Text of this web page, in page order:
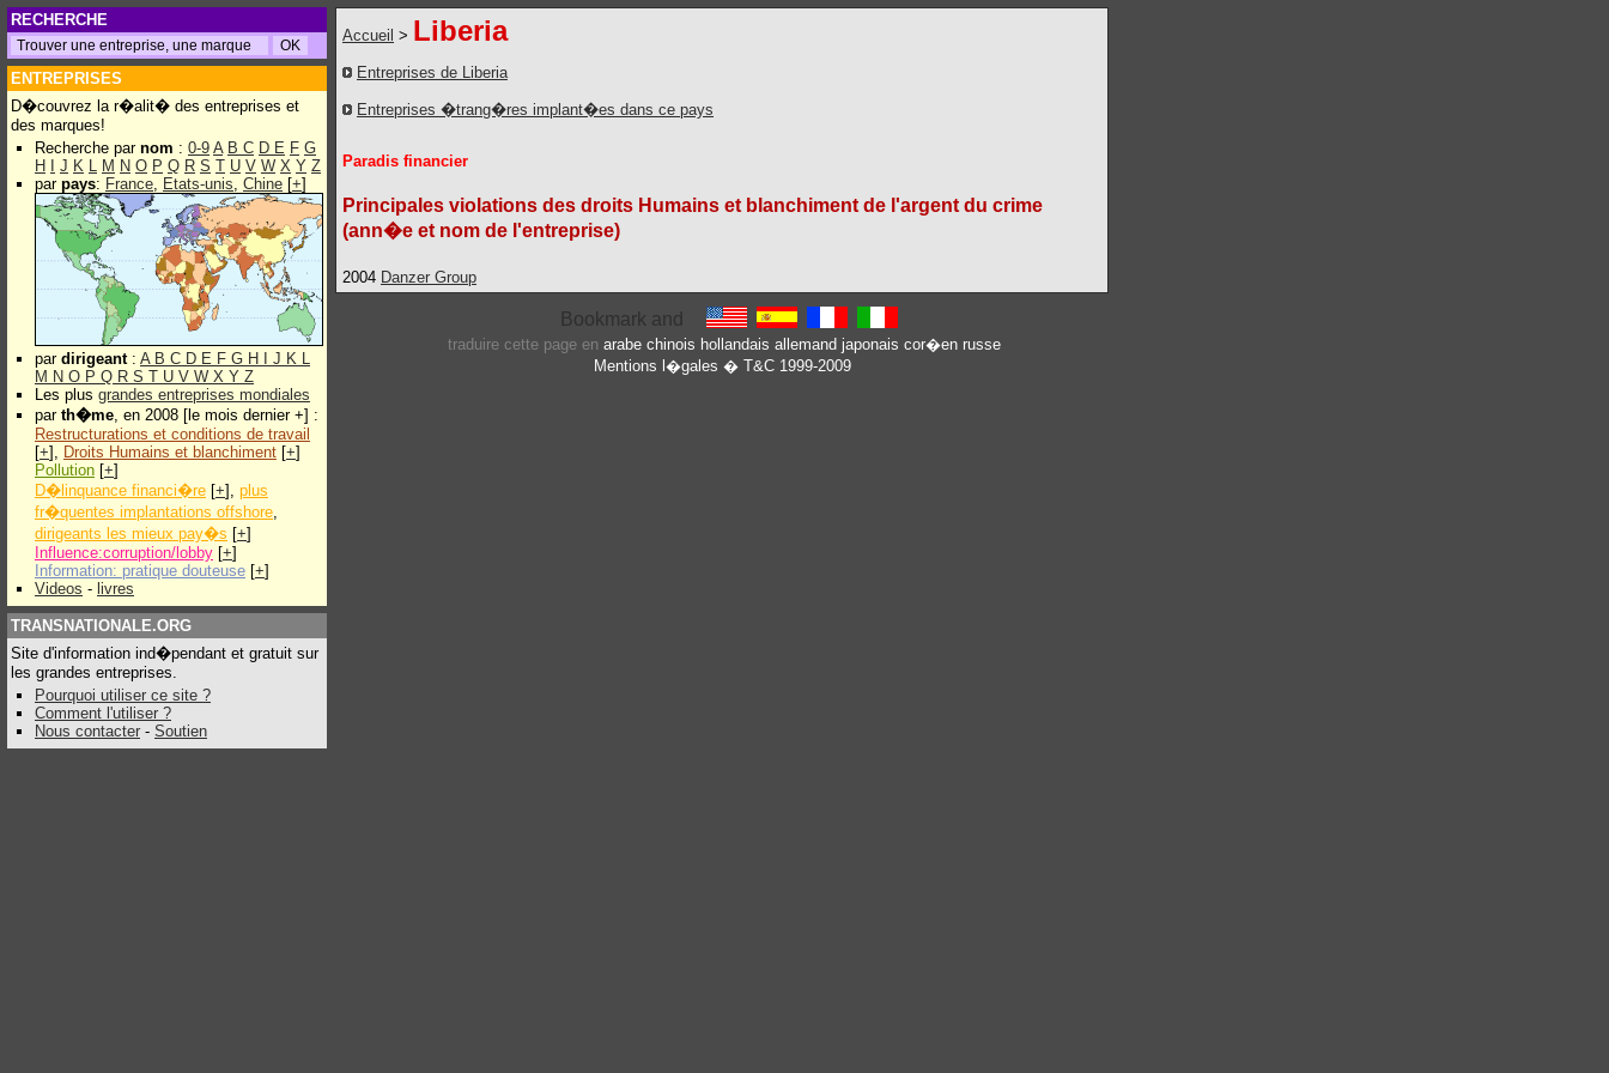
RECHERCHE
ENTREPRISES
D�couvrez la r�alit� des entreprises et
des marques!
Recherche par nom : 0-9 A B C D E F G
H
J K L M N O P Q R S T U V W X Y Z
par pays: France, Etats-unis, Chine [+]
par dirigeant: A B C D E F G H J K L
M N O P Q R S T U V W X Y Z
Les plus grandes entreprises mondiales
par th�me, en 2008 [le mois dernier +] :
Restructurations et conditions de travail
[+], Droits Humains et blanchiment [+]
Pollution [+]
D�linquance financi�re [+], plus
fr�quentes implantations offshore,
dirigeants les mieux pay�s [+]
Influence:corruption/lobby [+]
Information: pratique douteuse [+]
Videos - livres
TRANSNATIONALE.ORG
Site d'information ind�pendant et gratuit sur
les grandes entreprises.
Pourquoi utiliser ce site ?
Comment l'utiliser ?
Nous contacter - Soutien
Accueil > Liberia
Entreprises de Liberia
Entreprises �trang�res implant�es dans ce pays
Paradis financier
Principales violations des droits Humains et blanchiment de l'argent du crime
(ann�e et nom de l'entreprise)
2004 Danzer Group
traduire cette page en arabe chinois hollandais allemand japonais cor�en russe
Mentions l�gales � T&C 1999-2009